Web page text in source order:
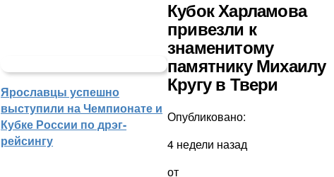
Ярославцы успешно
выступили на Чемпионате и
Кубке России по дрэг-
рейсингу
Кубок Харламова
привезли к
знаменитому
памятнику Михаилу
Кругу в Твери
Опубликовано:
4 недели назад
от